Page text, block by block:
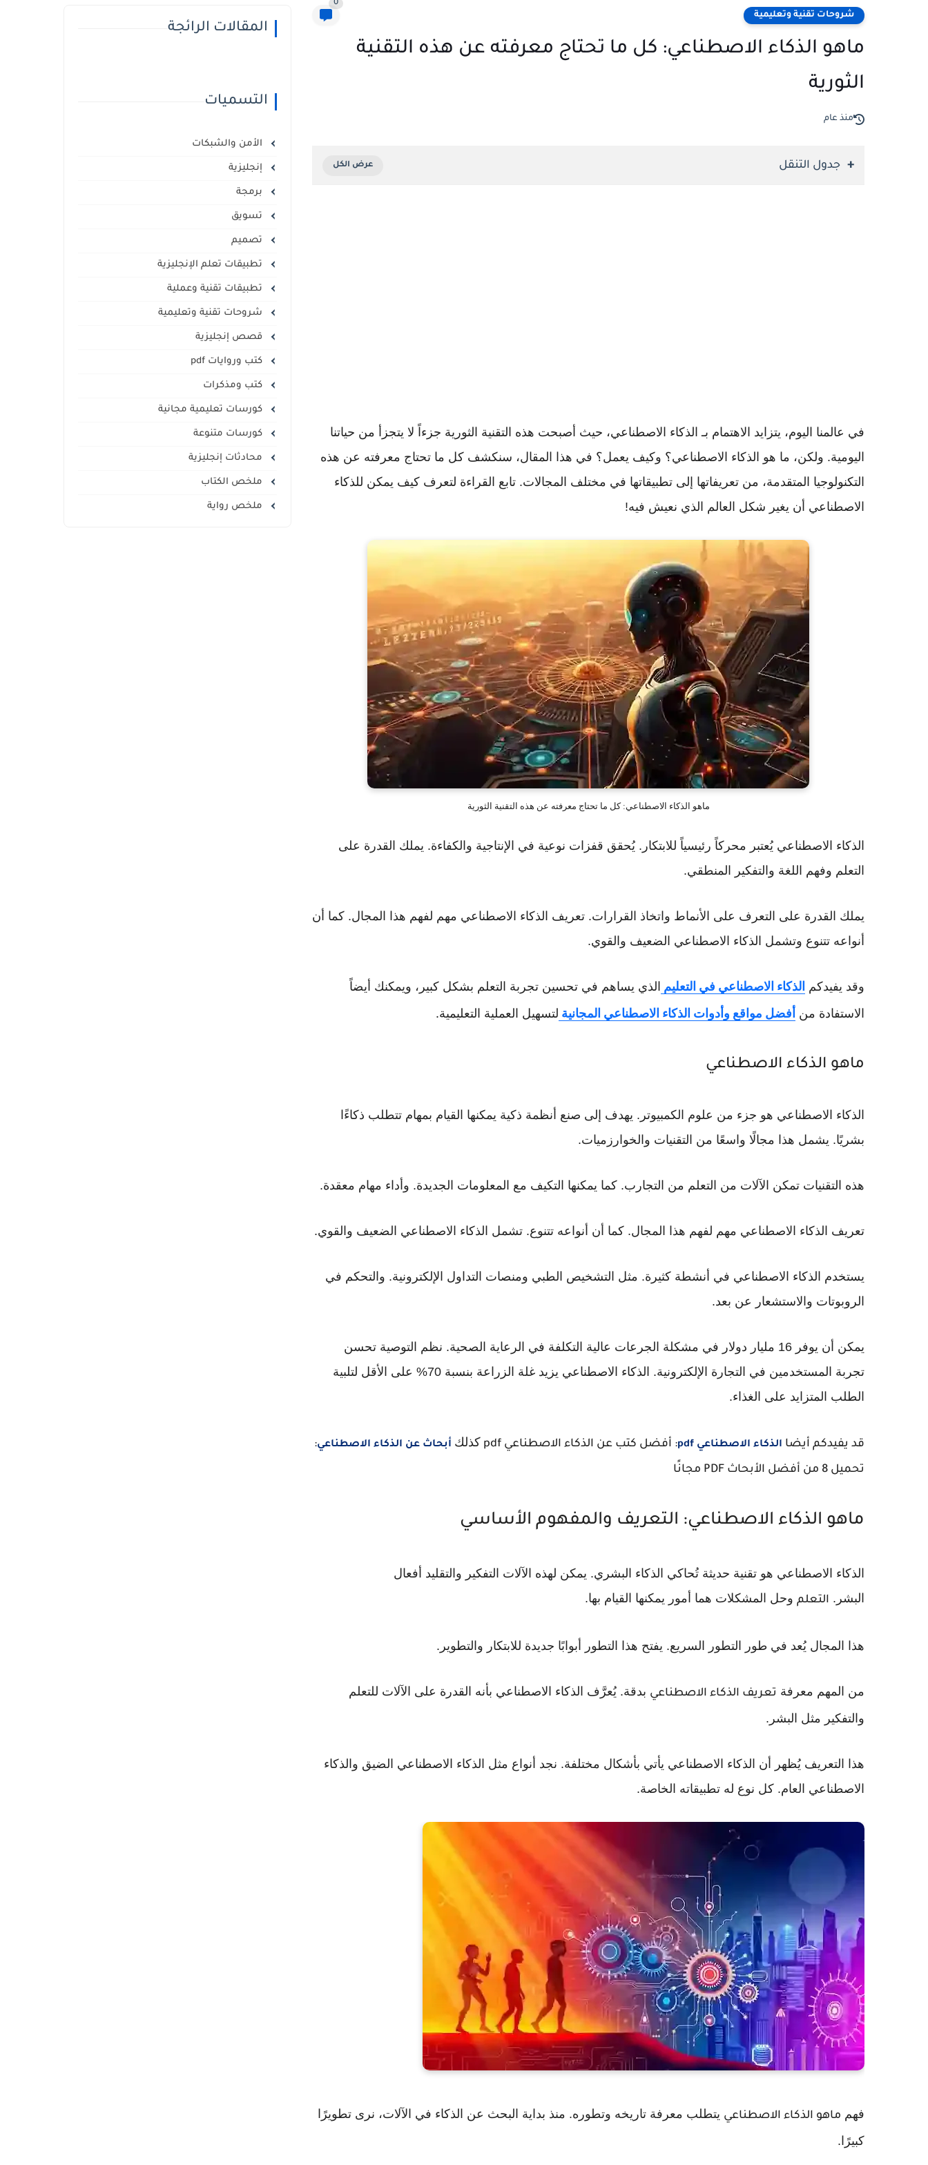
شروحات تقنية وتعليمية
0
ماهو الذكاء الاصطناعي: كل ما تحتاج معرفته عن هذه التقنية
الثورية
منذ عام
جدول التنقل
في عالمنا اليوم، يتزايد الاهتمام بـ الذكاء الاصطناعي، حيث أصبحت هذه التقنية الثورية جزءاً لا يتجزأ من حياتنا
اليومية. ولكن، ما هو الذكاء الاصطناعي؟ وكيف يعمل؟ في هذا المقال، سنكشف كل ما تحتاج معرفته عن هذه
التكنولوجيا المتقدمة، من تعريفاتها إلى تطبيقاتها في مختلف المجالات. تابع القراءة لتعرف كيف يمكن للذكاء
الاصطناعي أن يغير شكل العالم الذي نعيش فيه!
ماهو الذكاء الاصطناعي: كل ما تحتاج معرفته عن هذه التقنية الثورية
الذكاء الاصطناعي يُعتبر محركاً رئيسياً للابتكار. يُحقق قفزات نوعية في الإنتاجية والكفاءة. يملك القدرة على
التعلم وفهم اللغة والتفكير المنطقي.
يملك القدرة على التعرف على الأنماط واتخاذ القرارات. تعريف الذكاء الاصطناعي مهم لفهم هذا المجال. كما أن
أنواعه تتنوع وتشمل الذكاء الاصطناعي الضعيف والقوي.
وقد يفيدكم الذكاء الاصطناعي في التعليم الذي يساهم في تحسين تجربة التعلم بشكل كبير، ويمكنك أيضاً
الاستفادة من أفضل مواقع وأدوات الذكاء الاصطناعي المجانية لتسهيل العملية التعليمية.
ماهو الذكاء الاصطناعي
الذكاء الاصطناعي هو جزء من علوم الكمبيوتر. يهدف إلى صنع أنظمة ذكية يمكنها القيام بمهام تتطلب ذكاءًا
بشريًا. يشمل هذا مجالًا واسعًا من التقنيات والخوارزميات.
هذه التقنيات تمكن الآلات من التعلم من التجارب. كما يمكنها التكيف مع المعلومات الجديدة. وأداء مهام معقدة.
تعريف الذكاء الاصطناعي مهم لفهم هذا المجال. كما أن أنواعه تتنوع. تشمل الذكاء الاصطناعي الضعيف والقوي.
يستخدم الذكاء الاصطناعي في أنشطة كثيرة. مثل التشخيص الطبي ومنصات التداول الإلكترونية. والتحكم في
الروبوتات والاستشعار عن بعد.
يمكن أن يوفر 16 مليار دولار في مشكلة الجرعات عالية التكلفة في الرعاية الصحية. نظم التوصية تحسن
تجربة المستخدمين في التجارة الإلكترونية. الذكاء الاصطناعي يزيد غلة الزراعة بنسبة 70% على الأقل لتلبية
الطلب المتزايد على الغذاء.
قد يفيدكم أيضا الذكاء الاصطناعي pdf : أفضل كتب عن الذكاء الاصطناعي pdf كذلك أبحاث عن الذكاء الاصطناعي:
تحميل 8 من أفضل الأبحاث PDF مجانًا
ماهو الذكاء الاصطناعي: التعريف والمفهوم الأساسي
الذكاء الاصطناعي هو تقنية حديثة تُحاكي الذكاء البشري. يمكن لهذه الآلات التفكير والتقليد أفعال
البشر. التعلم وحل المشكلات هما أمور يمكنها القيام بها.
هذا المجال يُعد في طور التطور السريع. يفتح هذا التطور أبوابًا جديدة للابتكار والتطوير.
من المهم معرفة تعريف الذكاء الاصطناعي بدقة. يُعرَّف الذكاء الاصطناعي بأنه القدرة على الآلات للتعلم
والتفكير مثل البشر.
هذا التعريف يُظهر أن الذكاء الاصطناعي يأتي بأشكال مختلفة. نجد أنواع مثل الذكاء الاصطناعي الضيق والذكاء
الاصطناعي العام. كل نوع له تطبيقاته الخاصة.
فهم ماهو الذكاء الاصطناعي يتطلب معرفة تاريخه وتطوره. منذ بداية البحث عن الذكاء في الآلات، نرى تطويرًا
كبيرًا.
المقالات الرائجة
التسميات
الأمن والشبكات
إنجليزية
برمجة
تسويق
تصميم
تطبيقات تعلم الإنجليزية
تطبيقات تقنية وعملية
شروحات تقنية وتعليمية
قصص إنجليزية
كتب وروايات pdf
كتب ومذكرات
كورسات تعليمية مجانية
كورسات متنوعة
محادثات إنجليزية
ملخص الكتاب
ملخص رواية